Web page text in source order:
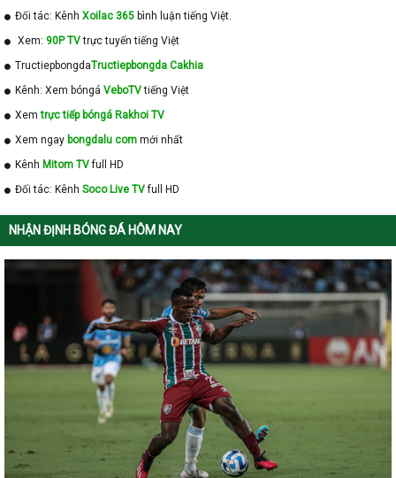
Đối tác: Kênh Xoilac 365 bình luận tiếng Việt.
Xem: 90P TVtrực tuyến tiếng Việt
TructiepbongdaTructiepbongda Cakhia
Kênh: Xem bóngá VeboTVtiếng Việt
Xemtrực tiếp bóngá Rakhoi TV
Xem ngay bongdalu com mới nhất
Kênh Mitom TVfull HD
Đối tác: Kênh Soco Live TVfull HD
NHẬN ĐỊNH BÓNG ĐÁ HÔM NAY